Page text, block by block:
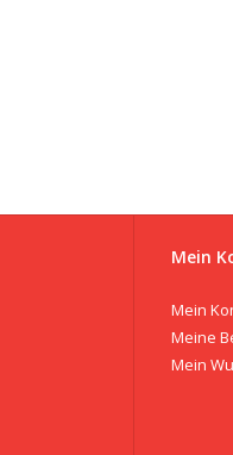
Mein
Mein
Meine
Mein